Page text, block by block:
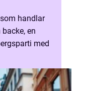
handlar
en
med